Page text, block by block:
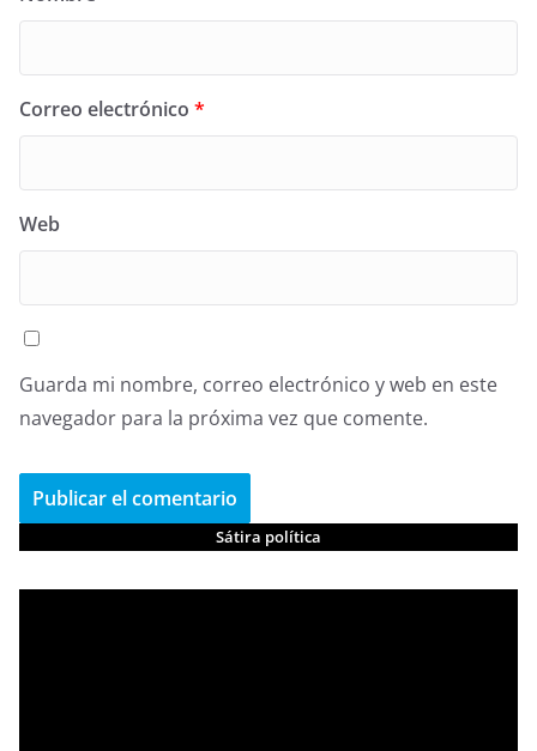
Correo electrónico *
Web
Guarda mi nombre, correo electrónico y web en este
navegador para la próxima vez que comente.
Sátira política